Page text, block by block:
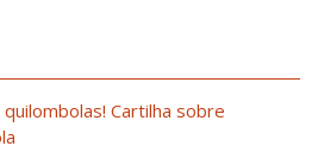
Cartilha sobre